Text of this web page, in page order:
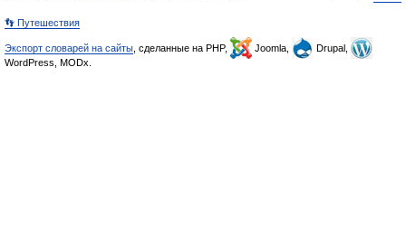
👣 Путешествия
Экспорт словарей на сайты , сделанные на PHP, Joomla,
Drupal,
WordPress, MODx.